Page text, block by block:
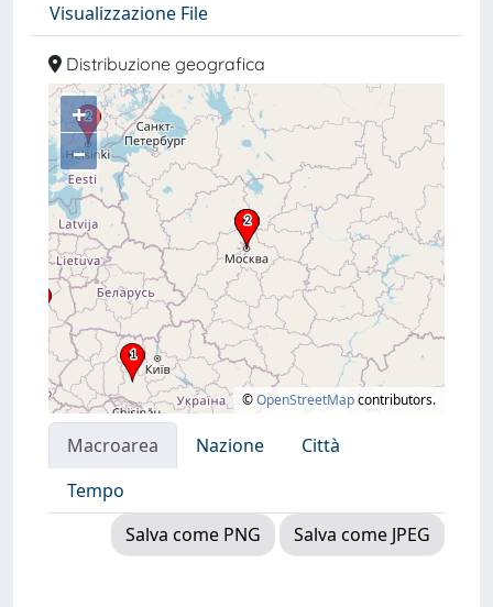
Visualizzazione File
Distribuzione geografica
+
–
©OpenStreetMapcontributors.
Macroarea Nazione
Città
Tempo
Salva come PNG
Salva come JPEG